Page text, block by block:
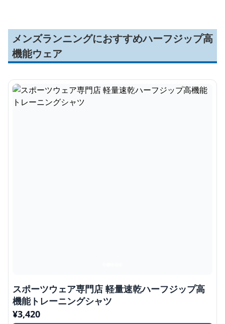
メンズランニングにおすすめハーフジップ高
機能ウェア
スポーツウェア専門店 軽量速乾ハーフジップ高
機能トレーニングシャツ
¥3,420